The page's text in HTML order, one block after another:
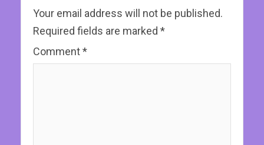
Your email address will not be published.
Required fields are marked *
Comment*